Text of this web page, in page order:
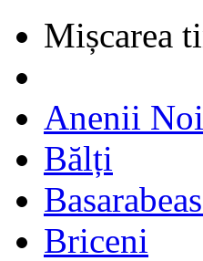
Mișcarea
Anenii Noi
Bălți
Briceni